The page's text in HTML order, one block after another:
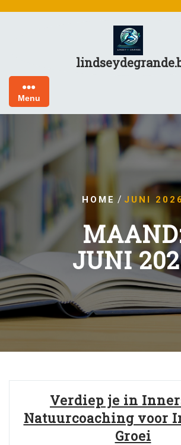
Menu
HOME / JUNI 2026
JUNI
Verdiep je in
Natuurcoaching voor
Groei